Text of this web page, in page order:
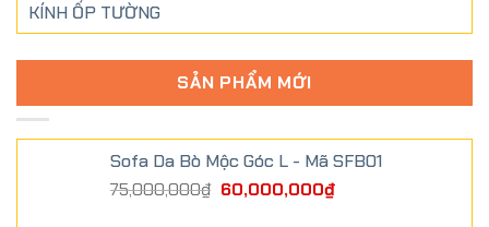
KÍNH ỐP TƯỜNG
SẢN PHẨM MỚI
Sofa Da Bò Mộc Góc L - Mã SFB01
75,000,000₫ 60,000,000₫